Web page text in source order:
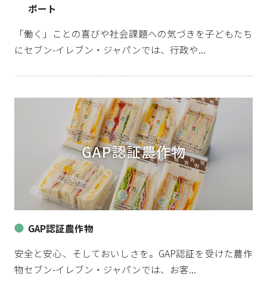
ポート
「働く」ことの喜びや社会課題への気づきを子どもたち
にセブン-イレブン・ジャパンでは、行政や...
GAP認証農作物
安全と安心、そしておいしさを。GAP認証を受けた農作
物セブン-イレブン・ジャパンでは、お客...